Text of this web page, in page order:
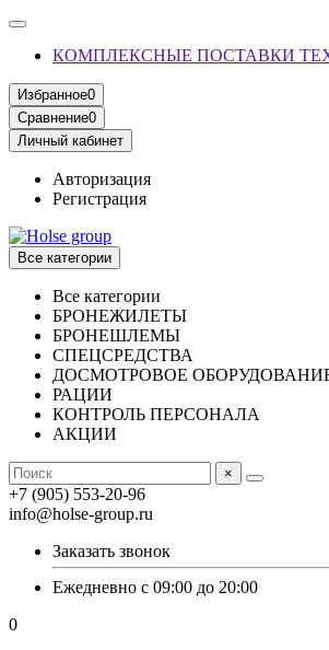
КОМПЛЕКСНЫЕ ПОСТАВКИ
Избранное0
Сравнение0
Личный кабинет
Авторизация
Регистрация
Все категории
Все категории
БРОНЕЖИЛЕТЫ
БРОНЕШЛЕМЫ
СПЕЦСРЕДСТВА
ДОСМОТРОВОЕ
РАЦИИ
КОНТРОЛЬ ПЕРСОНАЛА
АКЦИИ
×
+7 (905) 553-20-96
info@holse-group.ru
Заказать звонок
Ежедневно с 09:00 до 20:00
0